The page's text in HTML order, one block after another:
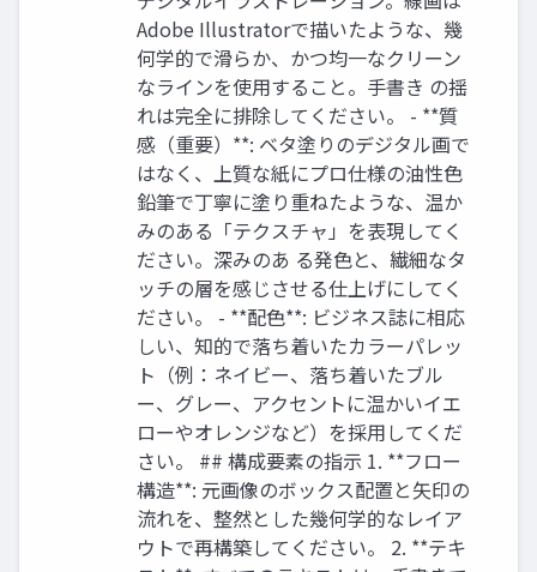
Adobe Illustratorで描いたような、幾
何学的で滑らか、かつ均一なクリーン
なラインを使用すること。手書き の揺
れは完全に排除してください。 - **質
感（重要）**: ベタ塗りのデジタル画で
はなく、上質な紙にプロ仕様の油性色
鉛筆で丁寧に塗り重ねたような、温か
みのある「テクスチャ」を表現してく
ださい。深みのあ る発色と、繊細なタ
ッチの層を感じさせる仕上げにしてく
ださい。 - **配色**: ビジネス誌に相応
しい、知的で落ち着いたカラーパレッ
ト（例：ネイビー、落ち着いたブル
ー、グレー、アクセントに温かいイエ
ローやオレンジなど）を採用してくだ
さい。 ## 構成要素の指示 1. **フロー
構造**: 元画像のボックス配置と矢印の
流れを、整然とした幾何学的なレイア
ウトで再構築してください。 2. **テキ